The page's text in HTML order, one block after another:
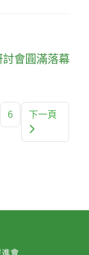
會圓滿落幕
6 下一頁